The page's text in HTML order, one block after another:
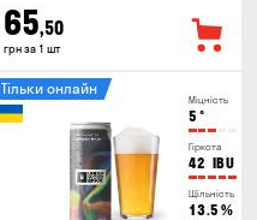
65,50
грн за 1 шт
Міцність
5 °
Гіркота
42 IBU
Щільність
13.5 %
Тільки онлайн